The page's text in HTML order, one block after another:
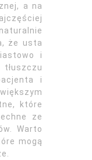
a na
że usta
i
i
które
ze
Warto
mogą